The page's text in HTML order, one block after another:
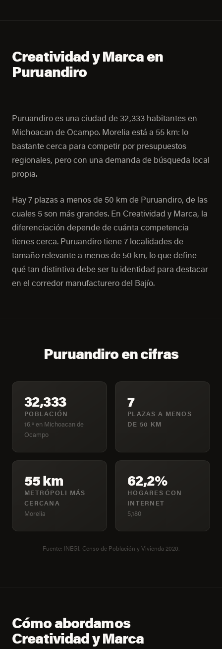
Creatividad y Marca en
Puruandiro
Puruandiro es una ciudad de 32,333 habitantes en
Michoacan de Ocampo. Morelia está a 55 km: lo
bastante cerca para competir por presupuestos
regionales, pero con una demanda de búsqueda local
propia.
Hay 7 plazas a menos de 50 km de Puruandiro, de las
cuales 5 son más grandes. En Creatividad y Marca, la
diferenciación depende de cuánta competencia
tienes cerca. Puruandiro tiene 7 localidades de
tamaño relevante a menos de 50 km, lo que define
qué tan distintiva debe ser tu identidad para destacar
en el corredor manufacturero del Bajío.
Puruandiro en cifras
32,333
POBLACIÓN
16.º en Michoacan de
Ocampo
7
PLAZAS A MENOS
DE 50 KM
55 km
METRÓPOLI MÁS
CERCANA
Morelia
62,2%
HOGARES CON
INTERNET
5,180
Fuente: INEGI, Censo de Población y Vivienda 2020.
Cómo abordamos
Creatividad y Marca